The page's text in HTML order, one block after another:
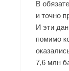
В
и точно
И эти
помимо
7,6 млн